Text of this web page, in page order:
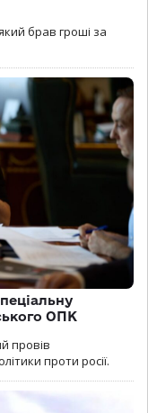
брав гроші за
ОПК
провів
проти росії.